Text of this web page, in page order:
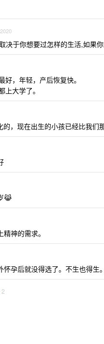
决于你想要过怎样的生活,如果
，年轻，产后恢复快。
大学了。
的，现在出生的小孩已经比我
😹
神的需求。
孕后就没得选了。不生也得生。
2